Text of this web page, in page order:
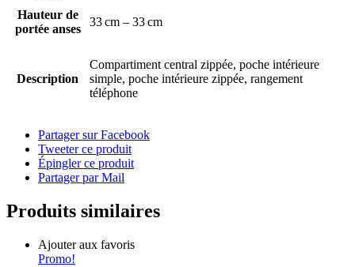
Hauteur de
portée anses
33 cm – 33 cm
Description
Compartiment central zippée, poche intérieure
simple, poche intérieure zippée, rangement
téléphone
Partager sur Facebook
Tweeter ce produit
Épingler ce produit
Partager par Mail
Produits similaires
Ajouter aux favoris
Promo!